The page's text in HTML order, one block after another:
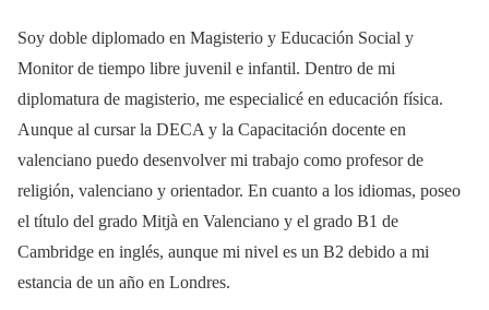
Soy doble diplomado en Magisterio y Educación Social y
Monitor de tiempo libre juvenil e infantil. Dentro de mi
diplomatura de magisterio, me especialicé en educación física.
Aunque al cursar la DECA y la Capacitación docente en
valenciano puedo desenvolver mi trabajo como profesor de
religión, valenciano y orientador. En cuanto a los idiomas, poseo
el título del grado Mitjà en Valenciano y el grado B1 de
Cambridge en inglés, aunque mi nivel es un B2 debido a mi
estancia de un año en Londres.